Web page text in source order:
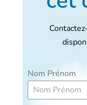
Nom Prénom